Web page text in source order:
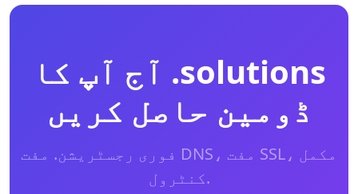
آج آپ کا .solutions
ڈومین حاصل کریں
فوری رجسٹریشن. مفت DNS، مفت SSL، مکمل
کنٹرول.